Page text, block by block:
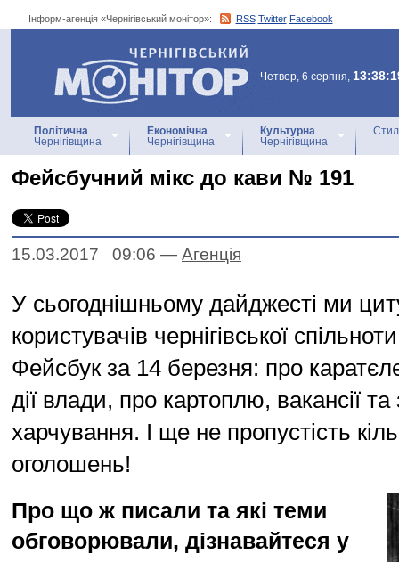
Інформ-агенція «Чернігівський монітор»: RSS Twitter Facebook
Інформ-агенція
«Чернігівський монітор»
Четвер, 6 серпня,
Політична
Чернігівщина
Економічна
Чернігівщина
Культурна
Чернігівщина
Фейсбучний мікс до кави № 191
15.03.2017 09:06 — Агенцiя
У сьогоднішньому дайджесті ми
користувачів чернігівської
Фейсбук за 14 березня: про
дії влади, про картоплю, вакансії
харчування. І ще не пропустість
оголошень!
Про що ж писали та які теми
обговорювали, дізнавайтеся у